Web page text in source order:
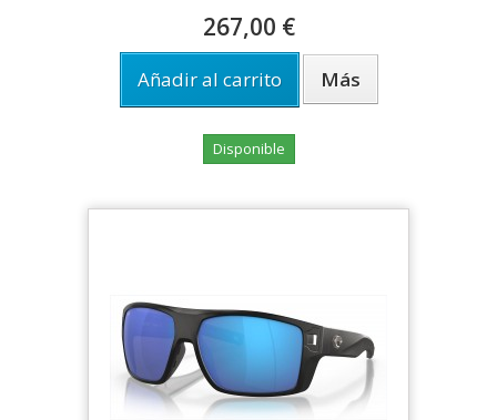
267,00 €
Añadir al carrito Más
Disponible